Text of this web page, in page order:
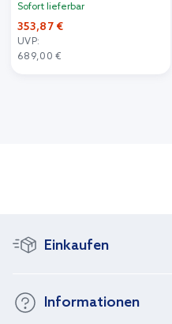
24340000
Sofort lieferbar
353,87 €
UVP:
689,00 €
Einkaufen
Informationen